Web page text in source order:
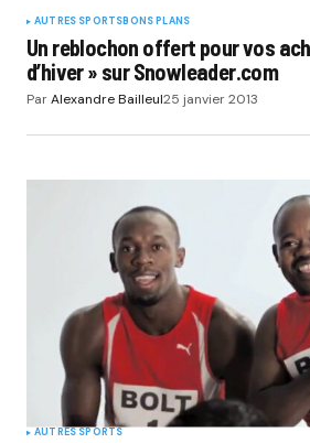
AUTRES SPORTSBONS PLANS
Un reblochon offert pour vos
d’hiver » sur Snowleader.com
ParAlexandre Bailleul25 janvier 2013
AUTRES SPORTS